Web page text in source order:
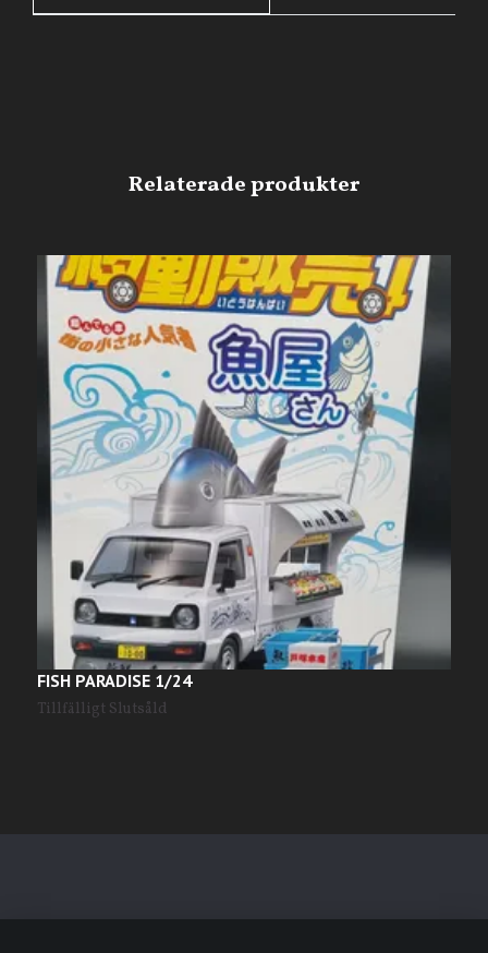
FISH PARADISE 1/24
Tillfälligt Slutsåld